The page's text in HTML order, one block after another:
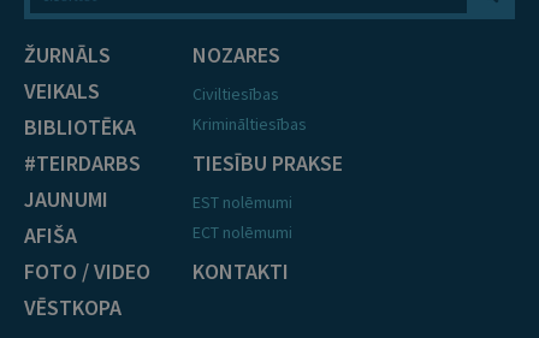
ŽURNĀLS
VEIKALS
BIBLIOTĒKA
#TEIRDARBS
JAUNUMI
AFIŠA
FOTO / VIDEO
VĒSTKOPA
NOZARES
Civiltiesības
Krimināltiesības
TIESĪBU PRAKSE
EST nolēmumi
ECT nolēmumi
KONTAKTI